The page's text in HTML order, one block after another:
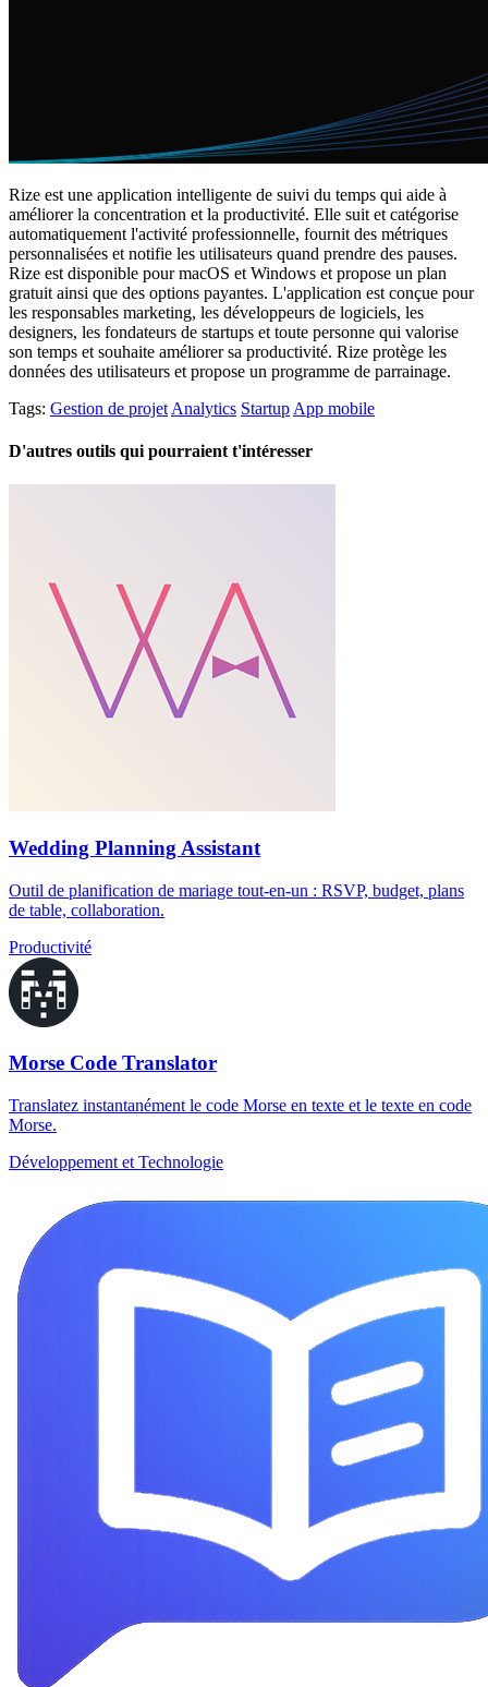
Rize est une application intelligente de suivi du temps qui aide à
améliorer la concentration et la productivité. Elle suit et catégorise
automatiquement l'activité professionnelle, fournit des métriques
personnalisées et notifie les utilisateurs quand prendre des pauses.
Rize est disponible pour macOS et Windows et propose un plan
gratuit ainsi que des options payantes. L'application est conçue pour
les responsables marketing, les développeurs de logiciels, les
designers, les fondateurs de startups et toute personne qui valorise
son temps et souhaite améliorer sa productivité. Rize protège les
données des utilisateurs et propose un programme de parrainage.
Tags: Gestion de projet Analytics Startup App mobile
D'autres outils qui pourraient t'intéresser
Wedding Planning Assistant
Outil de planification de mariage tout-en-un : RSVP, budget, plans
de table, collaboration.
Productivité
Morse Code Translator
Translatez instantanément le code Morse en texte et le texte en code
Morse.
Développement et Technologie